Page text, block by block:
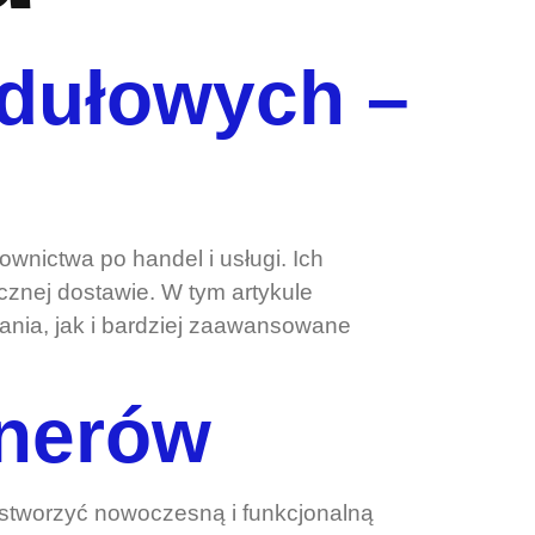
–
po handel i usługi. Ich
dostawie. W tym artykule
jak i bardziej zaawansowane
nowoczesną i funkcjonalną